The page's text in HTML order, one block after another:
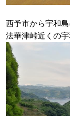
西予市から宇和
法華津峠近くの